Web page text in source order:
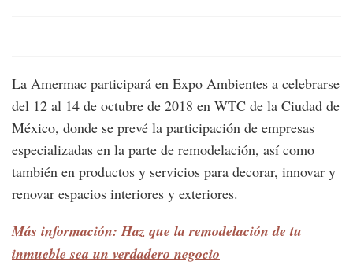
La Amermac participará en Expo Ambientes a celebrarse
del 12 al 14 de octubre de 2018 en WTC de la Ciudad de
México, donde se prevé la participación de empresas
especializadas en la parte de remodelación, así como
también en productos y servicios para decorar, innovar y
renovar espacios interiores y exteriores.
Más información: Haz que la remodelación de tu
inmueble sea un verdadero negocio